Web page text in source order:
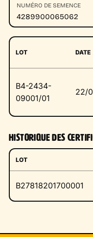
NUMÉRO DE SEMENCE
4289900065062
LOT DATE
B4-2434-
09001/01
22/
HISTORIQUE DES
LOT
B27818201700001